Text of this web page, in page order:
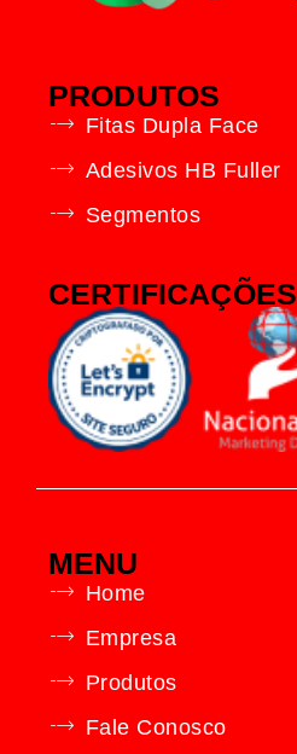
PRODUTOS
Fitas Dupla Face
Adesivos HB Fuller
Segmentos
CERTIFICAÇÕES
MENU
Home
Empresa
Produtos
Fale Conosco